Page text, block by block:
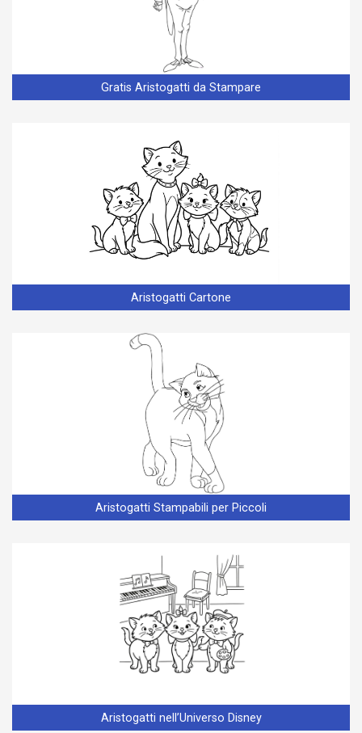
Gratis Aristogatti da Stampare
Aristogatti Cartone
Aristogatti Stampabili per Piccoli
Aristogatti nell’Universo Disney